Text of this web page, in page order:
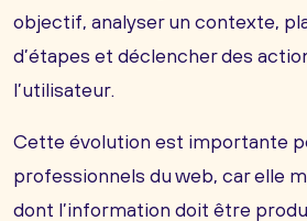
objectif, analyser un contexte,
d’étapes et déclencher des
l’utilisateur.
Cette évolution est importante
professionnels du web, car elle
dont l’information doit être